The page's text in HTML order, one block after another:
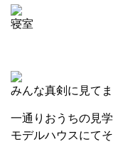
寝室
みんな真剣に見てま
一通りおうちの見
モデルハウスにて